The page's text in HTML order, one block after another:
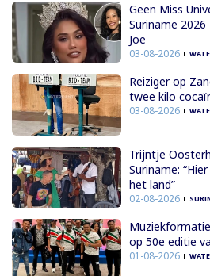
Geen Miss
Suriname
Joe
03-08-2026
Reiziger op
twee kilo
03-08-2026
Trijntje
Suriname:
het land”
02-08-2026
op 50e editie
01-08-2026